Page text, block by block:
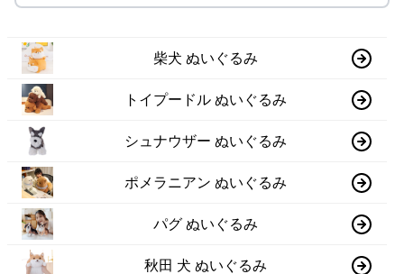
柴犬 ぬいぐるみ
トイプードル ぬいぐるみ
シュナウザー ぬいぐるみ
ポメラニアン ぬいぐるみ
パグ ぬいぐるみ
秋田 犬 ぬいぐるみ